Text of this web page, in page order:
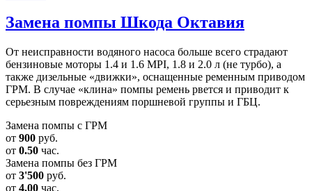
Замена помпы Шкода Октавия
От неисправности водяного насоса больше всего страдают
бензиновые моторы 1.4 и 1.6 MPI, 1.8 и 2.0 л (не турбо), а
также дизельные «движки», оснащенные ременным приводом
ГРМ. В случае «клина» помпы ремень рвется и приводит к
серьезным повреждениям поршневой группы и ГБЦ.
Замена помпы с ГРМ
от 900 руб.
от 0.50 час.
Замена помпы без ГРМ
от 3'500 руб.
от 4.00 час.